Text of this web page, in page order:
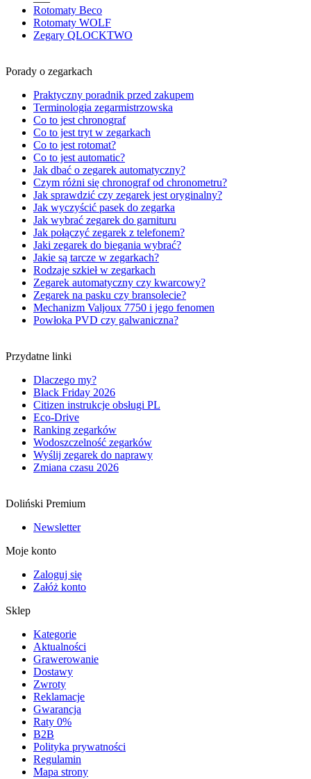
Rotomaty Beco
Rotomaty WOLF
Zegary QLOCKTWO
Porady o zegarkach
Praktyczny poradnik przed zakupem
Terminologia zegarmistrzowska
Co to jest chronograf
Co to jest tryt w zegarkach
Co to jest rotomat?
Co to jest automatic?
Jak dbać o zegarek automatyczny?
Czym różni się chronograf od chronometru?
Jak sprawdzić czy zegarek jest oryginalny?
Jak wyczyścić pasek do zegarka
Jak wybrać zegarek do garnituru
Jak połączyć zegarek z telefonem?
Jaki zegarek do biegania wybrać?
Jakie są tarcze w zegarkach?
Rodzaje szkieł w zegarkach
Zegarek automatyczny czy kwarcowy?
Zegarek na pasku czy bransolecie?
Mechanizm Valjoux 7750 i jego fenomen
Powłoka PVD czy galwaniczna?
Przydatne linki
Dlaczego my?
Black Friday 2026
Citizen instrukcje obsługi PL
Eco-Drive
Ranking zegarków
Wodoszczelność zegarków
Wyślij zegarek do naprawy
Zmiana czasu 2026
Doliński Premium
Newsletter
Moje konto
Zaloguj się
Załóż konto
Sklep
Kategorie
Aktualności
Grawerowanie
Dostawy
Zwroty
Reklamacje
Gwarancja
Raty 0%
B2B
Polityka prywatności
Regulamin
Mapa strony